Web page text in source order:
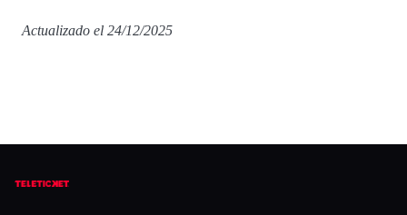
Actualizado el 24/12/2025